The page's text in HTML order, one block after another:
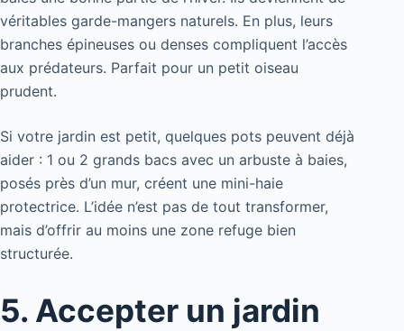
véritables garde-mangers naturels. En plus, leurs
branches épineuses ou denses compliquent l’accès
aux prédateurs. Parfait pour un petit oiseau
prudent.
Si votre jardin est petit, quelques pots peuvent déjà
aider : 1 ou 2 grands bacs avec un arbuste à baies,
posés près d’un mur, créent une mini-haie
protectrice. L’idée n’est pas de tout transformer,
mais d’offrir au moins une zone refuge bien
structurée.
5. Accepter un jardin